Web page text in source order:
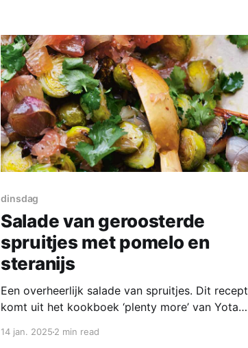
dinsdag
Salade van geroosterde
spruitjes met pomelo en
steranijs
Een overheerlijk salade van spruitjes. Dit recept
komt uit het kookboek ‘plenty more’ van Yotam
voor het nieuwe koken met groente en heeft
14 jan. 20252 min read